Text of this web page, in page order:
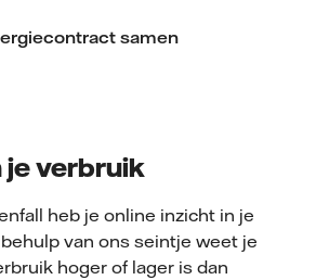
samen
je verbruik
heb je online inzicht in je
van ons seintje weet je
hoger of lager is dan